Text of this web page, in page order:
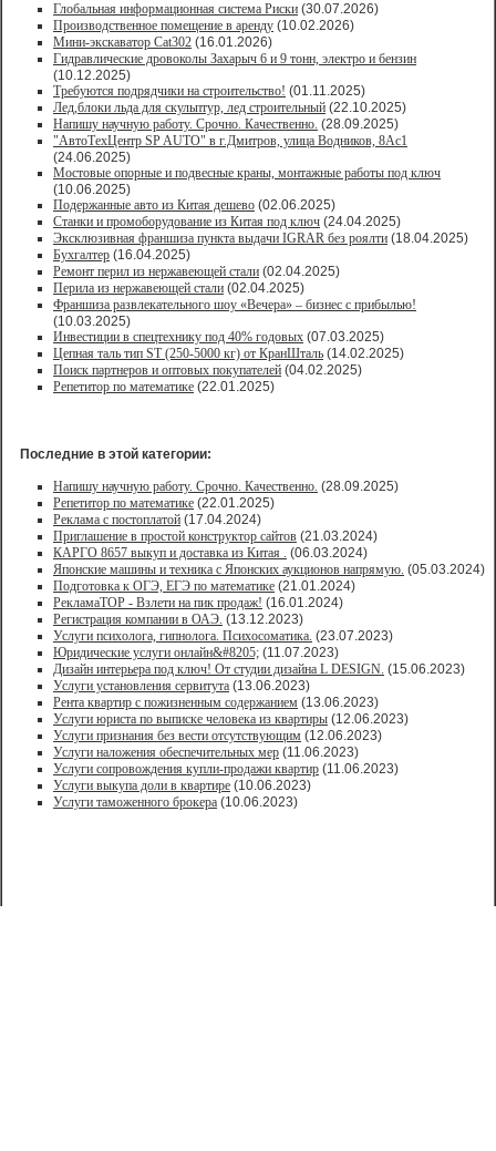
Глобальная информационная система Риски (30.07.2026)
Производственное помещение в аренду (10.02.2026)
Мини-экскаватор Cat302 (16.01.2026)
Гидравлические дровоколы Захарыч 6 и 9 тонн, электро и бензин
(10.12.2025)
Требуются подрядчики на строительство! (01.11.2025)
Лед,блоки льда для скульптур, лед строительный (22.10.2025)
Напишу научную работу. Срочно. Качественно. (28.09.2025)
"АвтоТехЦентр SP AUTO" в г.Дмитров, улица Водников, 8Ас1
(24.06.2025)
Мостовые опорные и подвесные краны, монтажные работы под ключ
(10.06.2025)
Подержанные авто из Китая дешево (02.06.2025)
Станки и промоборудование из Китая под ключ (24.04.2025)
Эксклюзивная франшиза пункта выдачи IGRAR без роялти (18.04.2025)
Бухгалтер (16.04.2025)
Ремонт перил из нержавеющей стали (02.04.2025)
Перила из нержавеющей стали (02.04.2025)
Франшиза развлекательного шоу «Вечера» – бизнес с прибылью!
(10.03.2025)
Инвестиции в спецтехнику под 40% годовых (07.03.2025)
Цепная таль тип ST (250-5000 кг) от КранШталь (14.02.2025)
Поиск партнеров и оптовых покупателей (04.02.2025)
Репетитор по математике (22.01.2025)
Последние в этой категории:
Напишу научную работу. Срочно. Качественно. (28.09.2025)
Репетитор по математике (22.01.2025)
Реклама с постоплатой (17.04.2024)
Приглашение в простой конструктор сайтов (21.03.2024)
КАРГО 8657 выкуп и доставка из Китая . (06.03.2024)
Японские машины и техника с Японских аукционов напрямую. (05.03.2024)
Подготовка к ОГЭ, ЕГЭ по математике (21.01.2024)
РекламаТОР - Взлети на пик продаж! (16.01.2024)
Регистрация компании в ОАЭ. (13.12.2023)
Услуги психолога, гипнолога. Психосоматика. (23.07.2023)
Юридические услуги онлайн&#8205; (11.07.2023)
Дизайн интерьера под ключ! От студии дизайна L DESIGN. (15.06.2023)
Услуги установления сервитута (13.06.2023)
Рента квартир с пожизненным содержанием (13.06.2023)
Услуги юриста по выписке человека из квартиры (12.06.2023)
Услуги признания без вести отсутствующим (12.06.2023)
Услуги наложения обеспечительных мер (11.06.2023)
Услуги сопровождения купли-продажи квартир (11.06.2023)
Услуги выкупа доли в квартире (10.06.2023)
Услуги таможенного брокера (10.06.2023)